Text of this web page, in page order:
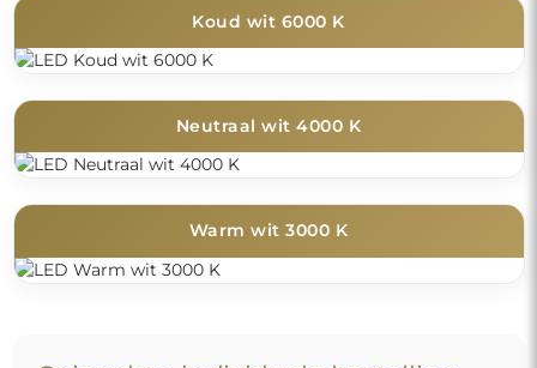
Koud wit 6000 K
Neutraal wit 4000 K
Warm wit 3000 K